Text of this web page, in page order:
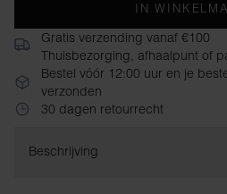
IN
Gratis verzending vanaf €100
Thuisbezorging, afhaalpunt of
Bestel vóór 12:00 uur en je
verzonden
30 dagen retourrecht
Beschrijving